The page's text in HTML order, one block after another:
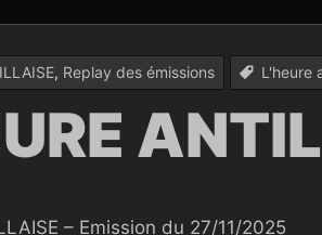
, Replay des émissions L'heure
– Emission du 27/11/2025